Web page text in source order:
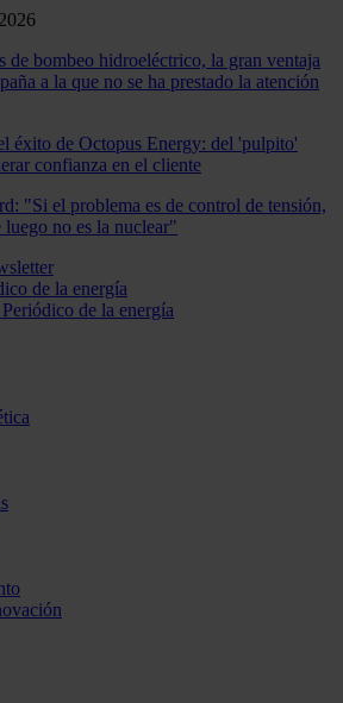
de bombeo hidroeléctrico, la gran ventaja
a la que no se ha prestado la atención
éxito de Octopus Energy: del 'pulpito'
confianza en el cliente
"Si el problema es de control de tensión,
luego no es la nuclear"